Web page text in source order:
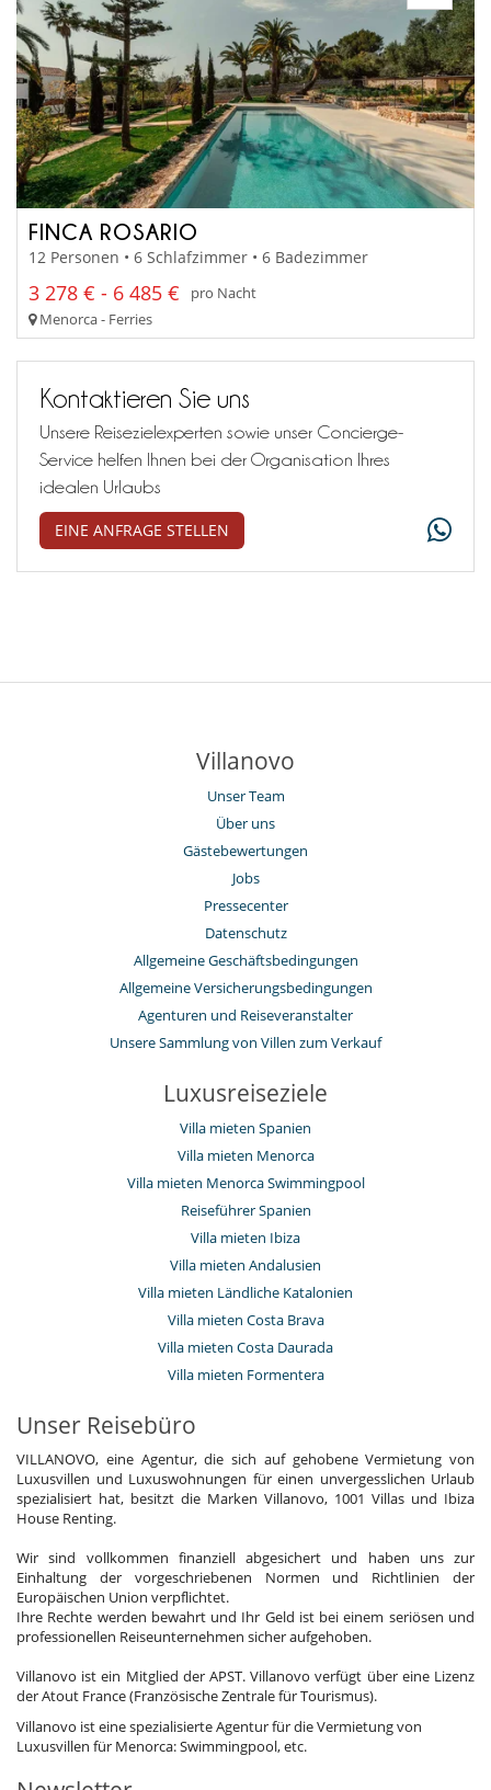
FINCA ROSARIO
12 Personen • 6 Schlafzimmer • 6 Badezimmer
3 278 € - 6 485 €
pro Nacht
Menorca - Ferries
Kontaktieren Sie uns
Unsere Reisezielexperten sowie unser Concierge-
Service helfen Ihnen bei der Organisation Ihres
idealen Urlaubs
EINE ANFRAGE STELLEN
Villanovo
Unser Team
Über uns
Gästebewertungen
Jobs
Pressecenter
Datenschutz
Allgemeine Geschäftsbedingungen
Allgemeine Versicherungsbedingungen
Agenturen und Reiseveranstalter
Unsere Sammlung von Villen zum Verkauf
Luxusreiseziele
Villa mieten Spanien
Villa mieten Menorca
Villa mieten Menorca Swimmingpool
Reiseführer Spanien
Villa mieten Ibiza
Villa mieten Andalusien
Villa mieten Ländliche Katalonien
Villa mieten Costa Brava
Villa mieten Costa Daurada
Villa mieten Formentera
Unser Reisebüro
VILLANOVO, eine Agentur, die sich auf gehobene Vermietung von
Luxusvillen und Luxuswohnungen für einen unvergesslichen Urlaub
spezialisiert hat, besitzt die Marken Villanovo, 1001 Villas und Ibiza
House Renting.
Wir sind vollkommen finanziell abgesichert und haben uns zur
Einhaltung der vorgeschriebenen Normen und Richtlinien der
Europäischen Union verpflichtet.
Ihre Rechte werden bewahrt und Ihr Geld ist bei einem seriösen und
professionellen Reiseunternehmen sicher aufgehoben.
Villanovo ist ein Mitglied der APST. Villanovo verfügt über eine Lizenz
der Atout France (Französische Zentrale für Tourismus).
Villanovo ist eine spezialisierte Agentur für die Vermietung von
Luxusvillen für Menorca: Swimmingpool, etc.